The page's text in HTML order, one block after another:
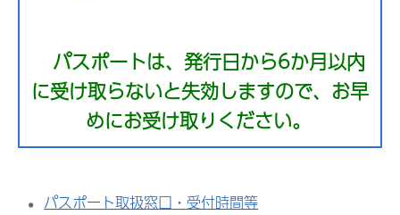
パスポートは、発行日から6か月以内
に受け取らないと失効しますので、お早
めにお受け取りください。
パスポート取扱窓口・受付時間等